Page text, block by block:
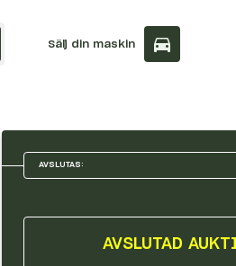
Sälj din maskin
AVSLUTAS:
AVSLUTAD